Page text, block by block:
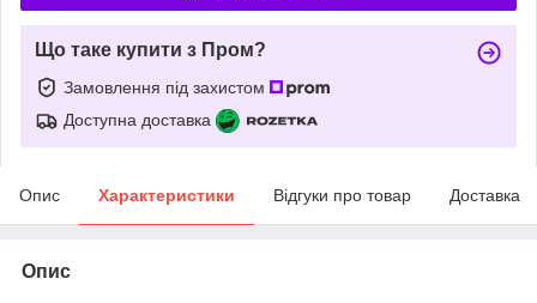
Що таке купити з Пром?
Замовлення під захистом
Доступна доставка
Опис Характеристики Відгуки про товар Доставка
Опис